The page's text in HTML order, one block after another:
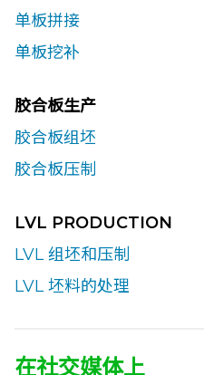
单板拼接
单板挖补
胶合板生产
胶合板组坯
胶合板压制
LVL PRODUCTION
LVL 组坯和压制
LVL 坯料的处理
在社交媒体上